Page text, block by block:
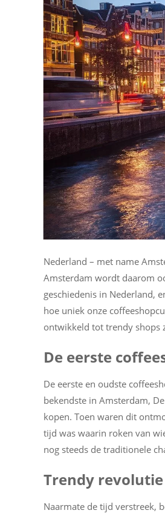
Nederland – met name
Amsterdam wordt daarom
geschiedenis in Nederland,
hoe uniek onze
ontwikkeld tot trendy shops
De eerste
De eerste en oudste
bekendste in Amsterdam,
kopen. Toen waren dit
tijd was waarin roken van
nog steeds de traditionele
Trendy revolutie
Naarmate de tijd verstreek,